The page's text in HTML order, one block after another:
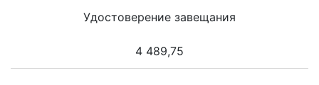
Удостоверение завещания
4 489,75